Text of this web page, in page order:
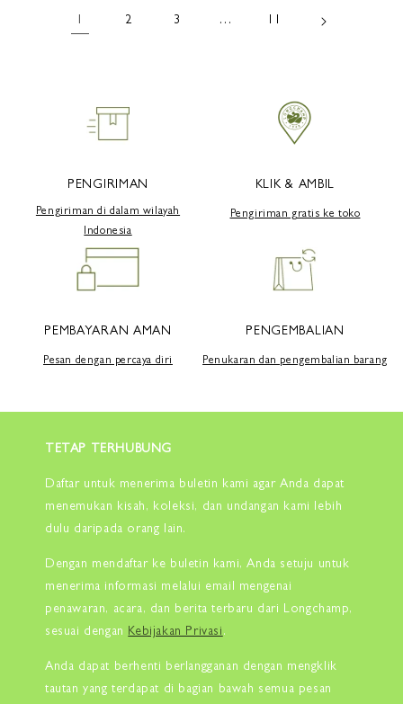
1 2 3 … 11
PENGIRIMAN
Pengiriman di dalam wilayah
Indonesia
KLIK & AMBIL
Pengiriman gratis ke toko
PEMBAYARAN AMAN
Pesan dengan percaya diri
PENGEMBALIAN
Penukaran dan pengembalian barang
TETAP TERHUBUNG
Daftar untuk menerima buletin kami agar Anda dapat
menemukan kisah, koleksi, dan undangan kami lebih
dulu daripada orang lain.
Dengan mendaftar ke buletin kami, Anda setuju untuk
menerima informasi melalui email mengenai
penawaran, acara, dan berita terbaru dari Longchamp,
sesuai dengan Kebijakan Privasi .
Anda dapat berhenti berlangganan dengan mengklik
tautan yang terdapat di bagian bawah semua pesan